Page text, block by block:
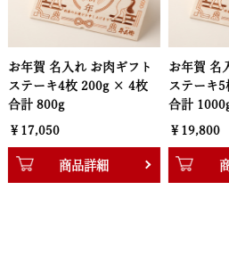
お肉ギフト
× 4枚
細
お年賀 名入れ お肉ギフト
ステーキ5枚 200g × 5枚
商品詳細